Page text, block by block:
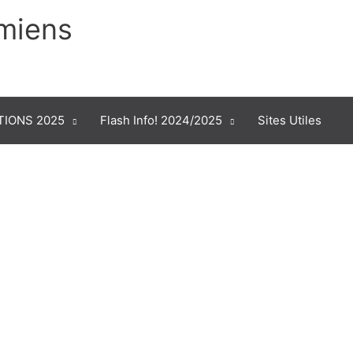
2025 Flash Info! 2024/2025 Sites Utiles